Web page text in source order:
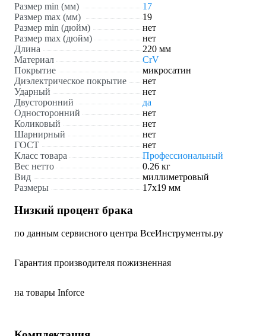
Размер min (мм)
17
Размер max (мм)
19
Размер min (дюйм)
нет
Размер max (дюйм)
нет
Длина
220 мм
Материал
CrV
Покрытие
микросатин
Диэлектрическое покрытие
нет
Ударный
нет
Двусторонний
да
Односторонний
нет
Коликовый
нет
Шарнирный
нет
ГОСТ
нет
Класс товара
Профессиональный
Вес нетто
0.26 кг
Вид
миллиметровый
Размеры
17х19 мм
Низкий процент брака
по данным сервисного центра ВсеИнструменты.ру
Гарантия производителя пожизненная
на товары Inforce